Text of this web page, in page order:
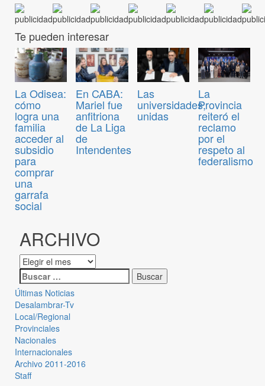
Te pueden interesar
La Odisea:
cómo
logra una
familia
acceder al
subsidio
para
comprar
una
garrafa
social
En CABA:
Mariel fue
anfitriona
de La Liga
de
Intendentes
Las
universidades,
unidas
La
Provincia
reiteró el
reclamo
por el
respeto al
federalismo
ARCHIVO
Últimas Noticias
Desalambrar-Tv
Local/Regional
Provinciales
Nacionales
Internacionales
Archivo 2011-2016
Staff